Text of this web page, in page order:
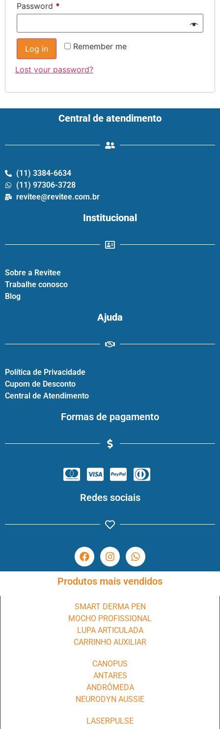
Password *
Remember me
Log in
Lost your password?
Central de atendimento
(11) 3384-6634
(11) 97306-3728
revitee@revitee.com.br
Institucional
Sobre a Revitee
Trabalhe conosco
Blog
Ajuda
Política de Privacidade
Cupom de Desconto
Central de Atendimento
Formas de pagamento
Redes sociais
Produtos mais vendidos
SMART DERMA PEN
MOCHO PROFISSIONAL
LUPA ARTICULADA
CARRINHO AUXILIAR
CANOPUS
ANTARES
ANDRÔMEDA
NEURODYN AUSSIE
LASERPULSE